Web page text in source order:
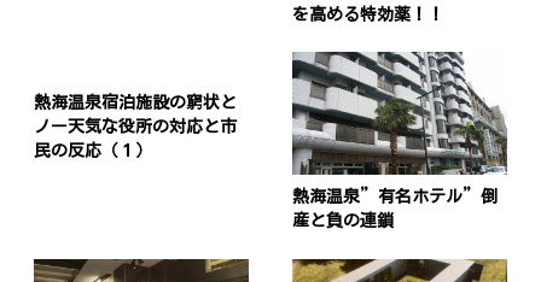
を高める特効薬！！
熱海温泉宿泊施設の窮状と
ノー天気な役所の対応と市
民の反応（１）
熱海温泉”有名ホテル”倒
産と負の連鎖